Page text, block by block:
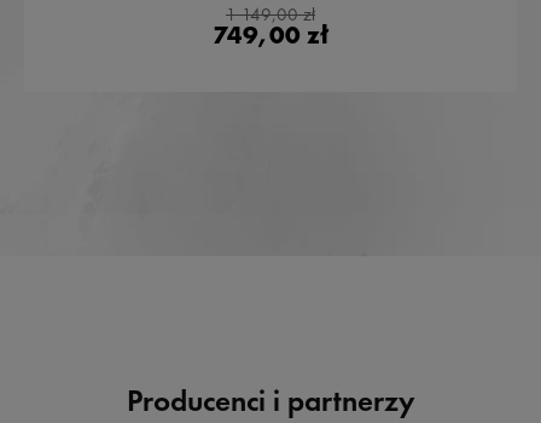
1 149,00 zł
749,00 zł
Producenci i partnerzy